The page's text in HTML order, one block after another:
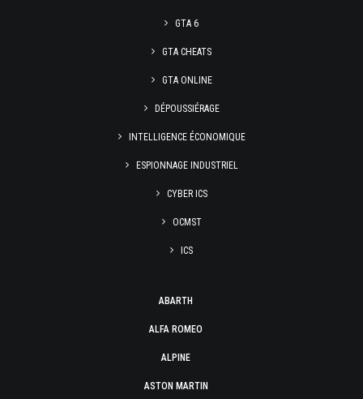
GTA 6
GTA CHEATS
GTA ONLINE
DÉPOUSSIÉRAGE
INTELLIGENCE ÉCONOMIQUE
ESPIONNAGE INDUSTRIEL
CYBER ICS
OCMST
ICS
ABARTH
ALFA ROMEO
ALPINE
ASTON MARTIN